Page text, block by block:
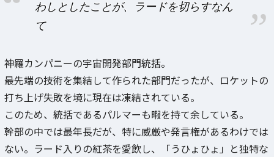
わしとしたことが、ラードを切らすなん
て
神羅カンパニーの宇宙開発部門統括。
最先端の技術を集結して作られた部門だったが、ロケットの
打ち上げ失敗を境に現在は凍結されている。
このため、統括であるパルマーも暇を持て余している。
幹部の中では最年長だが、特に威厳や発言権があるわけでは
ない。ラード入りの紅茶を愛飲し、「うひょひょ」と独特な